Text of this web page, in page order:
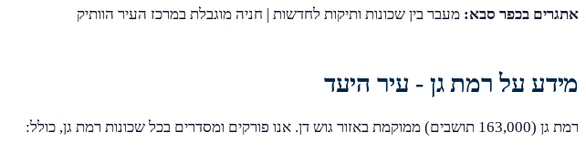
אתגרים בכפר סבא: מעבר בין שכונות ותיקות לחדשות | חניה מוגבלת במרכז העיר הוותיק
מידע על רמת גן - עיר היעד
רמת גן (163,000 תושבים) ממוקמת באזור גוש דן. אנו פורקים ומסדרים בכל שכונות רמת גן, כולל: